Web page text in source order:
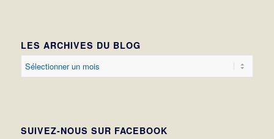
LES ARCHIVES DU BLOG
SUIVEZ-NOUS SUR FACEBOOK